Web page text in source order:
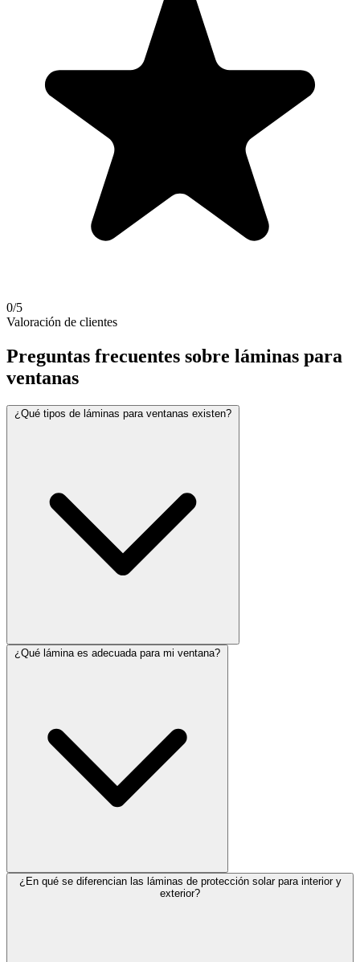
0/5
Valoración de clientes
Preguntas frecuentes sobre láminas para
ventanas
¿Qué tipos de láminas para ventanas existen?
¿Qué lámina es adecuada para mi ventana?
¿En qué se diferencian las láminas de protección solar para interior y
exterior?